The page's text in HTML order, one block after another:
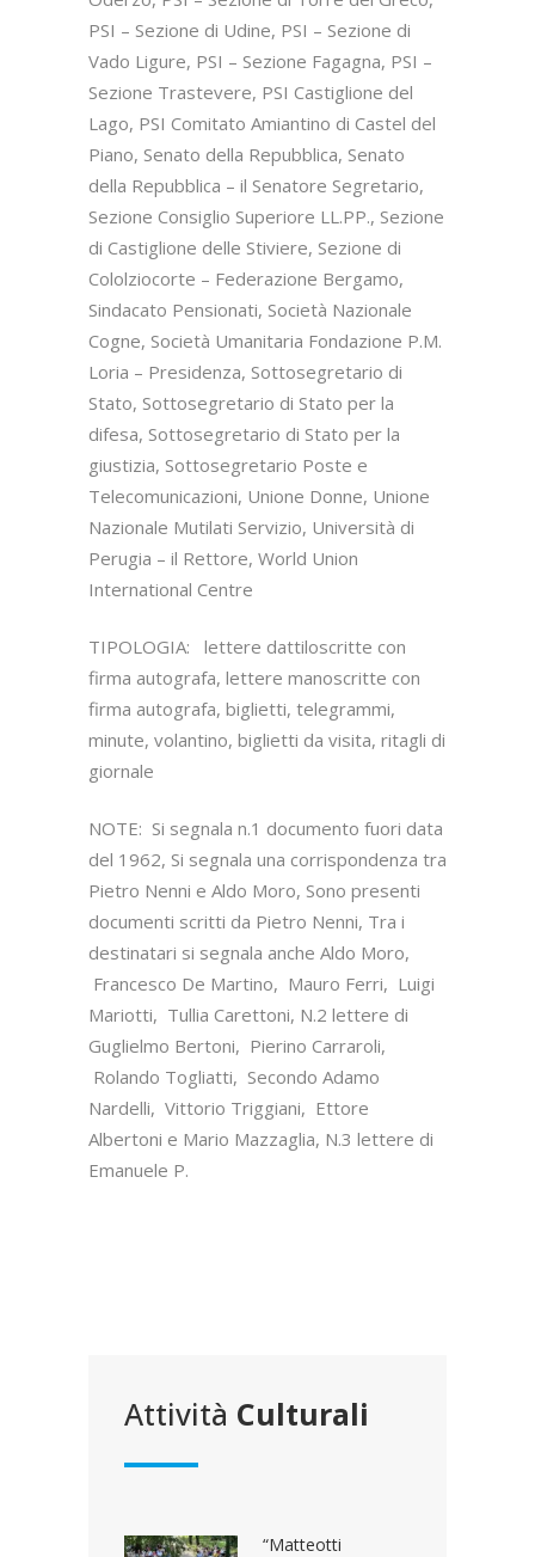
PSI – Sezione di Udine, PSI – Sezione di
Vado Ligure, PSI – Sezione Fagagna, PSI –
Sezione Trastevere, PSI Castiglione del
Lago, PSI Comitato Amiantino di Castel del
Piano, Senato della Repubblica, Senato
della Repubblica – il Senatore Segretario,
Sezione Consiglio Superiore LL.PP., Sezione
di Castiglione delle Stiviere, Sezione di
Cololziocorte – Federazione Bergamo,
Sindacato Pensionati, Società Nazionale
Cogne, Società Umanitaria Fondazione P.M.
Loria – Presidenza, Sottosegretario di
Stato, Sottosegretario di Stato per la
difesa, Sottosegretario di Stato per la
giustizia, Sottosegretario Poste e
Telecomunicazioni, Unione Donne, Unione
Nazionale Mutilati Servizio, Università di
Perugia – il Rettore, World Union
International Centre
TIPOLOGIA: lettere dattiloscritte con
firma autografa, lettere manoscritte con
firma autografa, biglietti, telegrammi,
minute, volantino, biglietti da visita, ritagli di
giornale
NOTE: Si segnala n.1 documento fuori data
del 1962, Si segnala una corrispondenza tra
Pietro Nenni e Aldo Moro, Sono presenti
documenti scritti da Pietro Nenni, Tra i
destinatari si segnala anche Aldo Moro,
Francesco De Martino, Mauro Ferri, Luigi
Mariotti, Tullia Carettoni, N.2 lettere di
Guglielmo Bertoni, Pierino Carraroli,
Rolando Togliatti, Secondo Adamo
Nardelli, Vittorio Triggiani, Ettore
Albertoni e Mario Mazzaglia, N.3 lettere di
Emanuele P.
Attività Culturali
“Matteotti